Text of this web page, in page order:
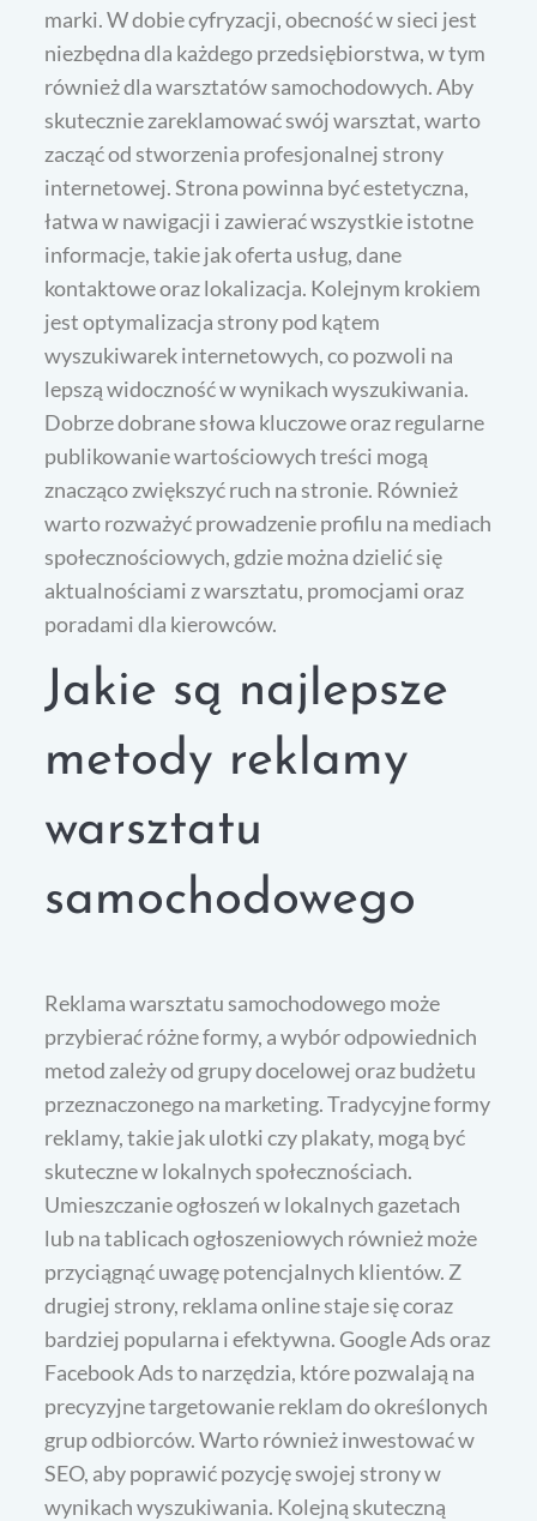
marki. W dobie cyfryzacji, obecność w sieci jest
niezbędna dla każdego przedsiębiorstwa, w tym
również dla warsztatów samochodowych. Aby
skutecznie zareklamować swój warsztat, warto
zacząć od stworzenia profesjonalnej strony
internetowej. Strona powinna być estetyczna,
łatwa w nawigacji i zawierać wszystkie istotne
informacje, takie jak oferta usług, dane
kontaktowe oraz lokalizacja. Kolejnym krokiem
jest optymalizacja strony pod kątem
wyszukiwarek internetowych, co pozwoli na
lepszą widoczność w wynikach wyszukiwania.
Dobrze dobrane słowa kluczowe oraz regularne
publikowanie wartościowych treści mogą
znacząco zwiększyć ruch na stronie. Również
warto rozważyć prowadzenie profilu na mediach
społecznościowych, gdzie można dzielić się
aktualnościami z warsztatu, promocjami oraz
poradami dla kierowców.
Jakie są najlepsze
metody reklamy
warsztatu
samochodowego
Reklama warsztatu samochodowego może
przybierać różne formy, a wybór odpowiednich
metod zależy od grupy docelowej oraz budżetu
przeznaczonego na marketing. Tradycyjne formy
reklamy, takie jak ulotki czy plakaty, mogą być
skuteczne w lokalnych społecznościach.
Umieszczanie ogłoszeń w lokalnych gazetach
lub na tablicach ogłoszeniowych również może
przyciągnąć uwagę potencjalnych klientów. Z
drugiej strony, reklama online staje się coraz
bardziej popularna i efektywna. Google Ads oraz
Facebook Ads to narzędzia, które pozwalają na
precyzyjne targetowanie reklam do określonych
grup odbiorców. Warto również inwestować w
SEO, aby poprawić pozycję swojej strony w
wynikach wyszukiwania. Kolejną skuteczną